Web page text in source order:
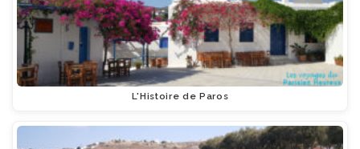
L'Histoire de Paros